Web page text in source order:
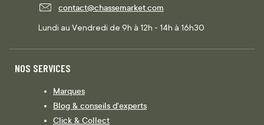
contact@chassemarket.com
Lundi au Vendredi de 9h à 12h - 14h à 16h30
NOS SERVICES
Marques
Blog & conseils d'experts
Click & Collect